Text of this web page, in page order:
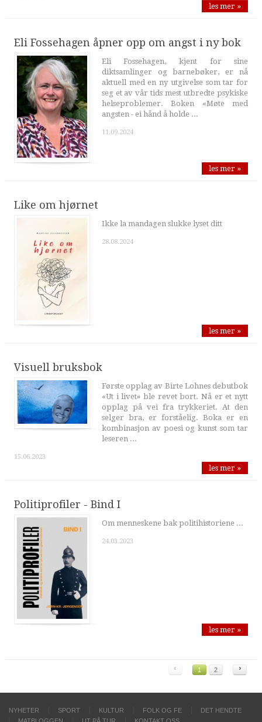
les mer »
Eli Fossehagen åpner opp om angst i ny bok
Eli Fossehagen, kjent for sine
diktsamlinger og barnebøker, er nå
aktuell med en ny utgivelse som tar for
seg et av vår tids mest utbredte psykiske
helseproblemer. Boken «Møte med
angsten - ei hånd å holde ...
11.09.2024
les mer »
Like om hjørnet
Ikke la mandagen slukke lyset ditt
28.08.2024
les mer »
Visuell bruksbok
Første opplag av Birte Lohnes debutbok
«Ut i livet» ble revet bort. Nå er et nytt
opplag på vei fra trykkeriet. At den
selger bra, er forståelig. Boka er en
kombinasjon av poesi og kunst som tar
leseren ...
15.06.2023
les mer »
Politiprofiler - Bind I
Om menneskene bak politihistoriene ...
24.03.2023
les mer »
‹ 1 2 ›
NYHETER SPORT KULTUR FOLK OG FE
DET HENDTE